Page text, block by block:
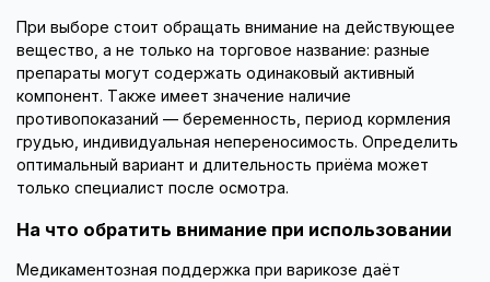
При выборе стоит обращать внимание на действующее
вещество, а не только на торговое название: разные
препараты могут содержать одинаковый активный
компонент. Также имеет значение наличие
противопоказаний — беременность, период кормления
грудью, индивидуальная непереносимость. Определить
оптимальный вариант и длительность приёма может
только специалист после осмотра.
На что обратить внимание при использовании
Медикаментозная поддержка при варикозе даёт